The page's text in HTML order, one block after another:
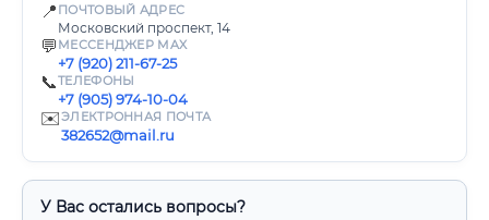
📍 ПОЧТОВЫЙ АДРЕС
Московский проспект, 14
💬 МЕССЕНДЖЕР MAX
+7 (920) 211-67-25
📞ТЕЛЕФОНЫ
+7 (905) 974-10-04
✉️ЭЛЕКТРОННАЯ ПОЧТА
382652@mail.ru
У Вас остались вопросы?